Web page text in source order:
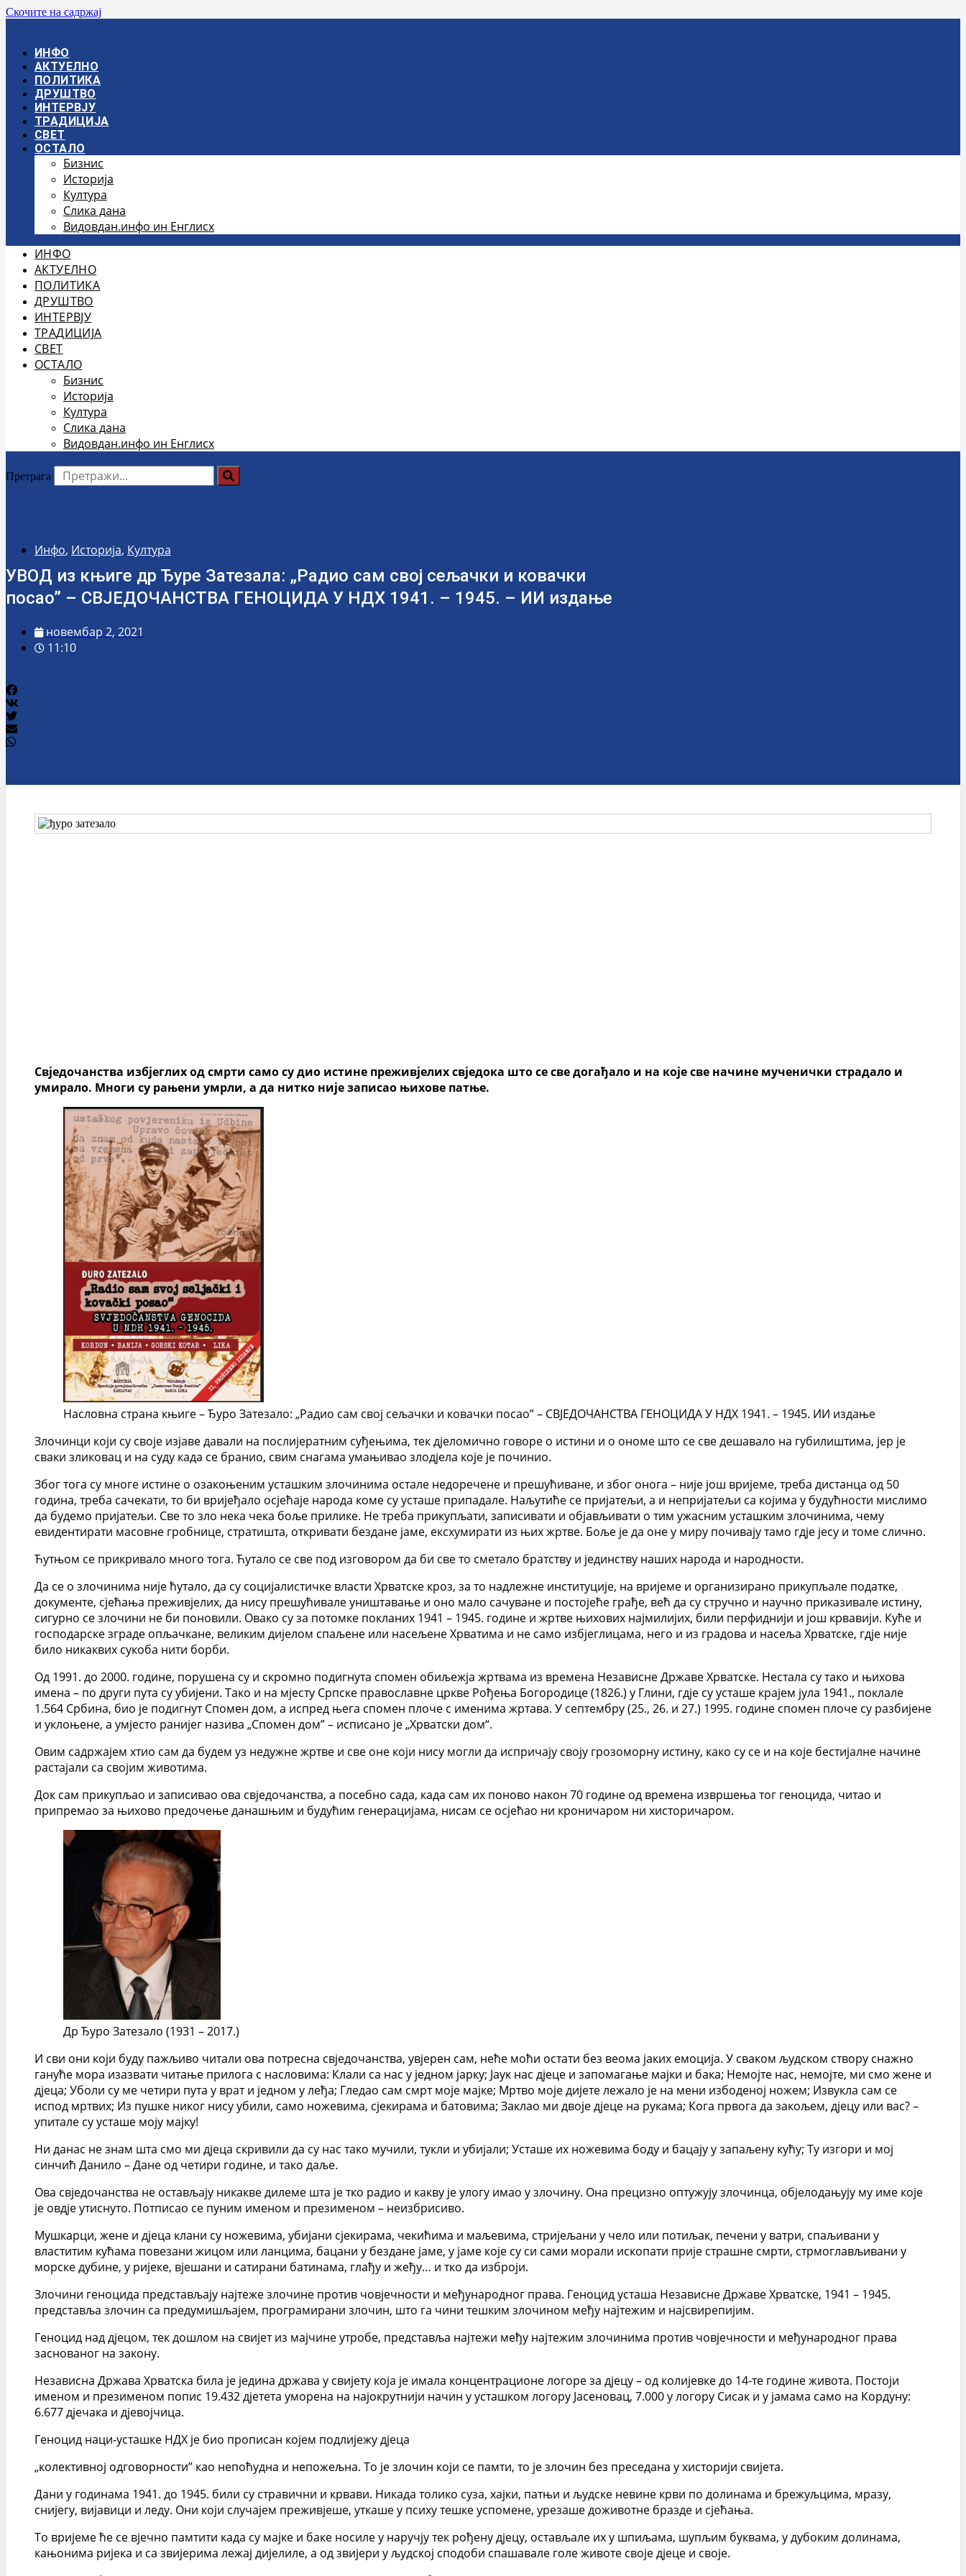
Скочите на садржај
ИНФО
АКТУЕЛНО
ПОЛИТИКА
ДРУШТВО
ИНТЕРВЈУ
ТРАДИЦИЈА
СВЕТ
ОСТАЛО
Бизнис
Историја
Култура
Слика дана
Видовдан.инфо ин Енглисх
ИНФО
АКТУЕЛНО
ПОЛИТИКА
ДРУШТВО
ИНТЕРВЈУ
ТРАДИЦИЈА
СВЕТ
ОСТАЛО
Бизнис
Историја
Култура
Слика дана
Видовдан.инфо ин Енглисх
Претрага
Инфо, Историја, Култура
УВОД из књиге др Ђуре Затезала: „Радио сам свој сељачки и ковачки
посао” – СВЈЕДОЧАНСТВА ГЕНОЦИДА У НДХ 1941. – 1945. – ИИ издање
новембар 2, 2021
11:10
Свједочанства избјеглих од смрти само су дио истине преживјелих свједока што се све догађало и на које све начине мученички страдало и
умирало. Многи су рањени умрли, а да нитко није записао њихове патње.
Насловна страна књиге – Ђуро Затезало: „Радио сам свој сељачки и ковачки посао” – СВЈЕДОЧАНСТВА ГЕНОЦИДА У НДХ 1941. – 1945. ИИ издање
Злочинци који су своје изјаве давали на послијератним суђењима, тек дјеломично говоре о истини и о ономе што се све дешавало на губилиштима, јер је
сваки зликовац и на суду када се бранио, свим снагама умањивао злодјела које је починио.
Због тога су многе истине о озакоњеним усташким злочинима остале недоречене и прешућиване, и због онога – није још вријеме, треба дистанца од 50
година, треба сачекати, то би вријеђало осјећаје народа коме су усташе припадале. Наљутиће се пријатељи, а и непријатељи са којима у будућности мислимо
да будемо пријатељи. Све то зло нека чека боље прилике. Не треба прикупљати, записивати и објављивати о тим ужасним усташким злочинима, чему
евидентирати масовне гробнице, стратишта, откривати бездане јаме, ексхумирати из њих жртве. Боље је да оне у миру почивају тамо гдје јесу и томе слично.
Ћутњом се прикривало много тога. Ћутало се све под изговором да би све то сметало братству и јединству наших народа и народности.
Да се о злочинима није ћутало, да су социјалистичке власти Хрватске кроз, за то надлежне институције, на вријеме и организирано прикупљале податке,
документе, сјећања преживјелих, да нису прешућивале уништавање и оно мало сачуване и постојеће грађе, већ да су стручно и научно приказивале истину,
сигурно се злочини не би поновили. Овако су за потомке покланих 1941 – 1945. године и жртве њихових најмилијих, били перфиднији и још крвавији. Куће и
господарске зграде опљачкане, великим дијелом спаљене или насељене Хрватима и не само избјеглицама, него и из градова и насеља Хрватске, гдје није
било никаквих сукоба нити борби.
Од 1991. до 2000. године, порушена су и скромно подигнута спомен обиљежја жртвама из времена Независне Државе Хрватске. Нестала су тако и њихова
имена – по други пута су убијени. Тако и на мјесту Српске православне цркве Рођења Богородице (1826.) у Глини, гдје су усташе крајем јула 1941., поклале
1.564 Србина, био је подигнут Спомен дом, а испред њега спомен плоче с именима жртава. У септембру (25., 26. и 27.) 1995. године спомен плоче су разбијене
и уклоњене, а умјесто ранијег назива „Спомен дом” – исписано је „Хрватски дом“.
Овим садржајем хтио сам да будем уз недужне жртве и све оне који нису могли да испричају своју грозоморну истину, како су се и на које бестијалне начине
растајали са својим животима.
Док сам прикупљао и записивао ова свједочанства, а посебно сада, када сам их поново након 70 године од времена извршења тог геноцида, читао и
припремао за њихово предочење данашњим и будућим генерацијама, нисам се осјећао ни кроничаром ни хисторичаром.
Др Ђуро Затезало (1931 – 2017.)
И сви они који буду пажљиво читали ова потресна свједочанства, увјерен сам, неће моћи остати без веома јаких емоција. У сваком људском створу снажно
гануће мора изазвати читање прилога с насловима: Клали са нас у једном јарку; Јаук нас дјеце и запомагање мајки и бака; Немојте нас, немојте, ми смо жене и
дјеца; Уболи су ме четири пута у врат и једном у леђа; Гледао сам смрт моје мајке; Мртво моје дијете лежало је на мени избоденој ножем; Извукла сам се
испод мртвих; Из пушке никог нису убили, само ножевима, сјекирама и батовима; Заклао ми двоје дјеце на рукама; Кога првога да закољем, дјецу или вас? –
упитале су усташе моју мајку!
Ни данас не знам шта смо ми дјеца скривили да су нас тако мучили, тукли и убијали; Усташе их ножевима боду и бацају у запаљену кућу; Ту изгори и мој
синчић Данило – Дане од четири године, и тако даље.
Ова свједочанства не остављају никакве дилеме шта је тко радио и какву је улогу имао у злочину. Она прецизно оптужују злочинца, објелодањују му име које
је овдје утиснуто. Потписао се пуним именом и презименом – неизбрисиво.
Мушкарци, жене и дјеца клани су ножевима, убијани сјекирама, чекићима и маљевима, стријељани у чело или потиљак, печени у ватри, спаљивани у
властитим кућама повезани жицом или ланцима, бацани у бездане јаме, у јаме које су си сами морали ископати прије страшне смрти, стрмоглављивани у
морске дубине, у ријеке, вјешани и сатирани батинама, глађу и жеђу… и тко да изброји.
Злочини геноцида представљају најтеже злочине против човјечности и међународног права. Геноцид усташа Независне Државе Хрватске, 1941 – 1945.
представља злочин са предумишљајем, програмирани злочин, што га чини тешким злочином међу најтежим и најсвирепијим.
Геноцид над дјецом, тек дошлом на свијет из мајчине утробе, представља најтежи међу најтежим злочинима против човјечности и међународног права
заснованог на закону.
Независна Држава Хрватска била је једина држава у свијету која је имала концентрационе логоре за дјецу – од колијевке до 14-те године живота. Постоји
именом и презименом попис 19.432 дјетета уморена на најокрутнији начин у усташком логору Јасеновац, 7.000 у логору Сисак и у јамама само на Кордуну:
6.677 дјечака и дјевојчица.
Геноцид наци-усташке НДХ је био прописан којем подлијежу дјеца
„колективној одговорности” као непоћудна и непожељна. То је злочин који се памти, то је злочин без преседана у хисторији свијета.
Дани у годинама 1941. до 1945. били су стравични и крвави. Никада толико суза, хајки, патњи и људске невине крви по долинама и брежуљцима, мразу,
снијегу, вијавици и леду. Они који случајем преживјеше, уткаше у психу тешке успомене, урезаше доживотне бразде и сјећања.
То вријеме ће се вјечно памтити када су мајке и баке носиле у наручју тек рођену дјецу, остављале их у шпиљама, шупљим буквама, у дубоким долинама,
кањонима ријека и са звијерима лежај дијелиле, а од звијери у људској сподоби спашавале голе животе своје дјеце и своје.